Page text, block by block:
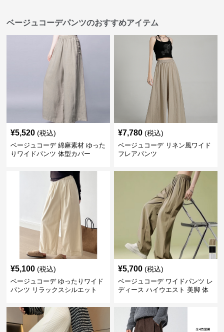
ベージュコーデパンツのおすすめアイテム
¥5,520 (税込)
ベージュコーデ 綿麻素材 ゆった
りワイドパンツ 体型カバー
¥7,780 (税込)
ベージュコーデ リネン風ワイド
フレアパンツ
¥5,100 (税込)
ベージュコーデ ゆったりワイド
パンツ リラックスシルエット
¥5,700 (税込)
ベージュコーデ ワイドパンツ レ
ディース ハイウエスト 美脚 体